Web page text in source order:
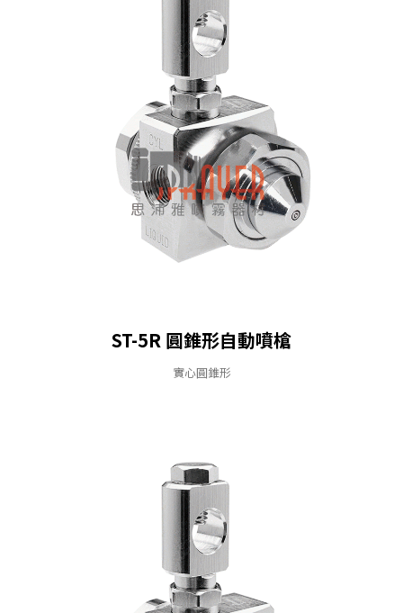
ST-5R 圓錐形⾃動噴槍
實⼼圓錐形